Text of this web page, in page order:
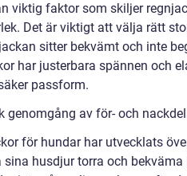
viktig faktor som skiljer
Det är viktigt att välja rätt
sitter bekvämt och inte
har justerbara spännen och
passform.
genomgång av för- och
för hundar har utvecklats
husdjur torra och